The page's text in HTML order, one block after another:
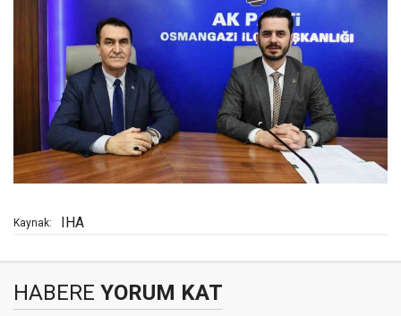
Kaynak: IHA
HABERE YORUM KAT